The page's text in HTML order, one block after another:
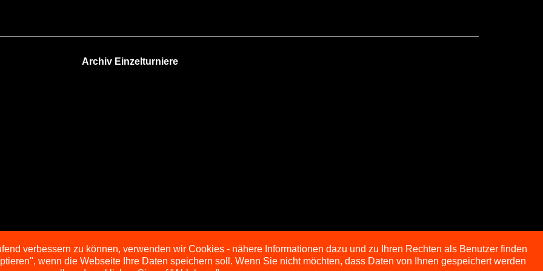
Archiv Einzelturniere
verbessern zu können, verwenden wir Cookies - nähere Informationen dazu und zu Ihren Rechten als Benutzer finden
wenn die Webseite Ihre Daten speichern soll. Wenn Sie nicht möchten, dass Daten von Ihnen gespeichert werden